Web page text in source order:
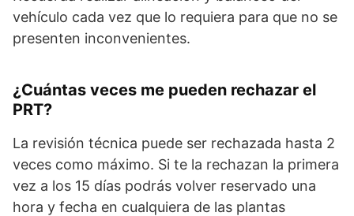
vehículo cada vez que lo requiera para que no se
presenten inconvenientes.
¿Cuántas veces me pueden rechazar el
PRT?
La revisión técnica puede ser rechazada hasta 2
veces como máximo. Si te la rechazan la primera
vez a los 15 días podrás volver reservado una
hora y fecha en cualquiera de las plantas